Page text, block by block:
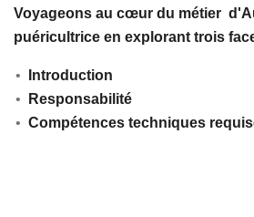
Voyageons au cœur du métier
puéricultrice en explorant trois
Introduction
Responsabilité
Compétences techniques